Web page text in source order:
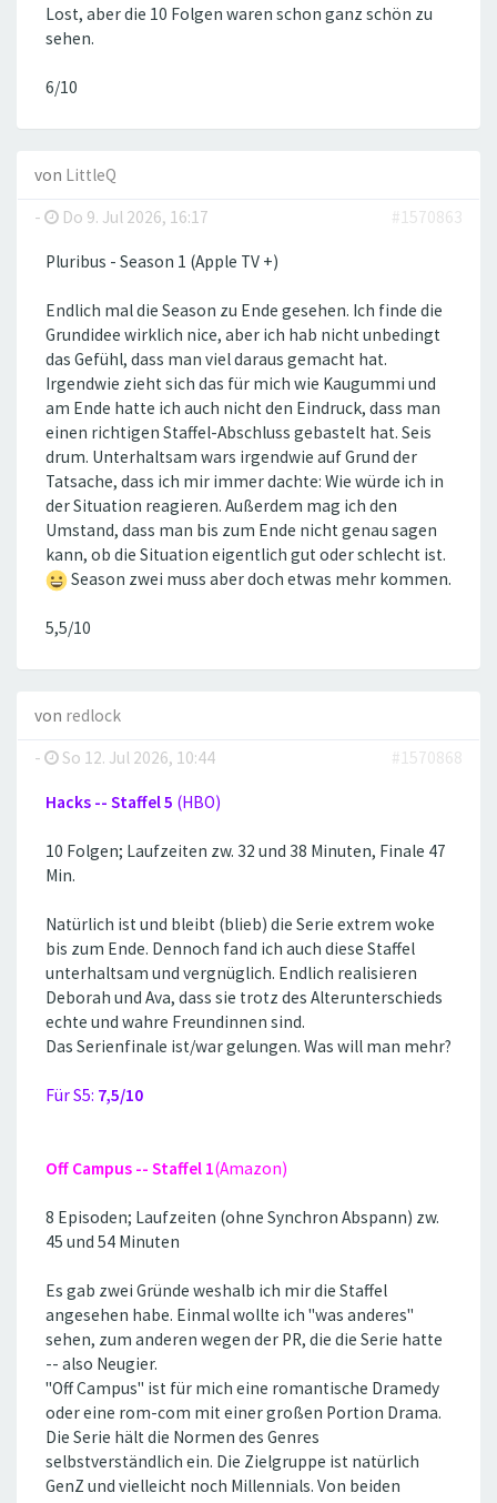
Lost, aber die 10 Folgen waren schon ganz schön zu
sehen.
6/10
von LittleQ
-
Do 9. Jul 2026, 16:17 #1570863
Pluribus - Season 1 (Apple TV +)
Endlich mal die Season zu Ende gesehen. Ich finde die
Grundidee wirklich nice, aber ich hab nicht unbedingt
das Gefühl, dass man viel daraus gemacht hat.
Irgendwie zieht sich das für mich wie Kaugummi und
am Ende hatte ich auch nicht den Eindruck, dass man
einen richtigen Staffel-Abschluss gebastelt hat. Seis
drum. Unterhaltsam wars irgendwie auf Grund der
Tatsache, dass ich mir immer dachte: Wie würde ich in
der Situation reagieren. Außerdem mag ich den
Umstand, dass man bis zum Ende nicht genau sagen
kann, ob die Situation eigentlich gut oder schlecht ist.
Season zwei muss aber doch etwas mehr kommen.
5,5/10
von redlock
-
So 12. Jul 2026, 10:44 #1570868
Hacks -- Staffel 5 (HBO)
10 Folgen; Laufzeiten zw. 32 und 38 Minuten, Finale 47
Min.
Natürlich ist und bleibt (blieb) die Serie extrem woke
bis zum Ende. Dennoch fand ich auch diese Staffel
unterhaltsam und vergnüglich. Endlich realisieren
Deborah und Ava, dass sie trotz des Alterunterschieds
echte und wahre Freundinnen sind.
Das Serienfinale ist/war gelungen. Was will man mehr?
Für S5: 7,5/10
Off Campus -- Staffel 1(Amazon)
8 Episoden; Laufzeiten (ohne Synchron Abspann) zw.
45 und 54 Minuten
Es gab zwei Gründe weshalb ich mir die Staffel
angesehen habe. Einmal wollte ich ''was anderes''
sehen, zum anderen wegen der PR, die die Serie hatte
-- also Neugier.
''Off Campus'' ist für mich eine romantische Dramedy
oder eine rom-com mit einer großen Portion Drama.
Die Serie hält die Normen des Genres
selbstverständlich ein. Die Zielgruppe ist natürlich
GenZ und vielleicht noch Millennials. Von beiden